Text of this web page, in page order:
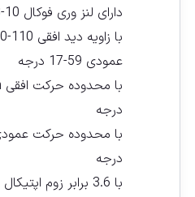
دارای لنز وری فوکال 10-2.8 میلی متر
عمودی 59-17 درجه
درجه
درجه
با 3.6 برابر زوم اپتیکال